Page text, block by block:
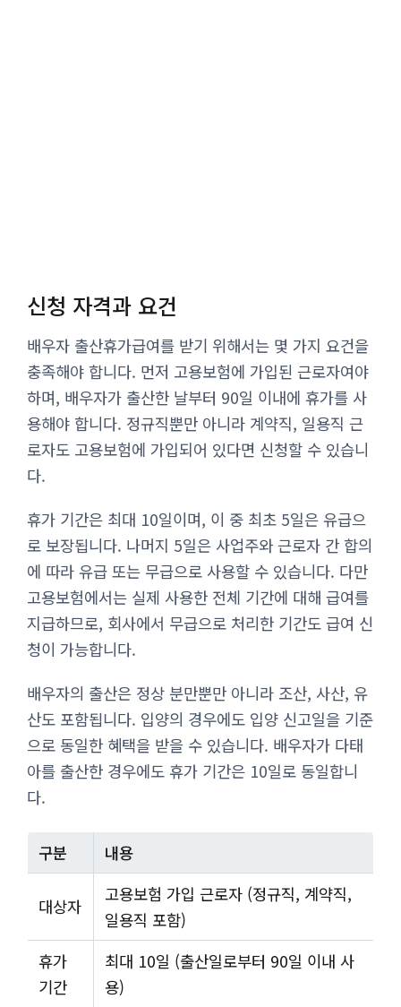
신청 자격과 요건
배우자 출산휴가급여를 받기 위해서는 몇 가지 요건을
충족해야 합니다. 먼저 고용보험에 가입된 근로자여야
하며, 배우자가 출산한 날부터 90일 이내에 휴가를 사
용해야 합니다. 정규직뿐만 아니라 계약직, 일용직 근
로자도 고용보험에 가입되어 있다면 신청할 수 있습니
다.
휴가 기간은 최대 10일이며, 이 중 최초 5일은 유급으
로 보장됩니다. 나머지 5일은 사업주와 근로자 간 합의
에 따라 유급 또는 무급으로 사용할 수 있습니다. 다만
고용보험에서는 실제 사용한 전체 기간에 대해 급여를
지급하므로, 회사에서 무급으로 처리한 기간도 급여 신
청이 가능합니다.
배우자의 출산은 정상 분만뿐만 아니라 조산, 사산, 유
산도 포함됩니다. 입양의 경우에도 입양 신고일을 기준
으로 동일한 혜택을 받을 수 있습니다. 배우자가 다태
아를 출산한 경우에도 휴가 기간은 10일로 동일합니
다.
구분 내용
대상자
고용보험 가입 근로자 (정규직, 계약직,
일용직 포함)
휴가
기간
최대 10일 (출산일로부터 90일 이내 사
용)